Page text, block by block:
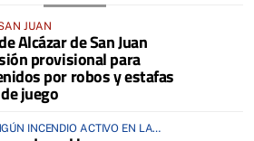
JUAN
Alcázar de San Juan
provisional para
por robos y estafas
juego
INCENDIO ACTIVO EN LA